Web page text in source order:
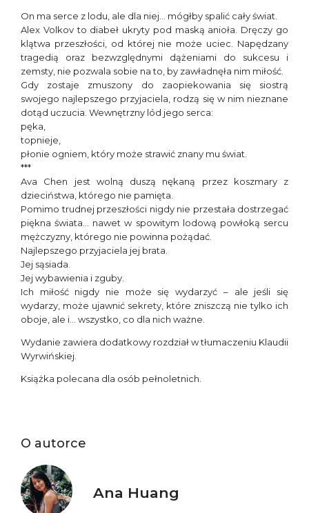
On ma serce z lodu, ale dla niej… mógłby spalić cały świat.
Alex Volkov to diabeł ukryty pod maską anioła. Dręczy go
klątwa przeszłości, od której nie może uciec. Napędzany
tragedią oraz bezwzględnymi dążeniami do sukcesu i
zemsty, nie pozwala sobie na to, by zawładnęła nim miłość.
Gdy zostaje zmuszony do zaopiekowania się siostrą
swojego najlepszego przyjaciela, rodzą się w nim nieznane
dotąd uczucia. Wewnętrzny lód jego serca:
pęka,
topnieje,
płonie ogniem, który może strawić znany mu świat.
***
Ava Chen jest wolną duszą nękaną przez koszmary z
dzieciństwa, którego nie pamięta.
Pomimo trudnej przeszłości nigdy nie przestała dostrzegać
piękna świata… nawet w spowitym lodową powłoką sercu
mężczyzny, którego nie powinna pożądać.
Najlepszego przyjaciela jej brata.
Jej sąsiada.
Jej wybawienia i zguby.
Ich miłość nigdy nie może się wydarzyć – ale jeśli się
wydarzy, może ujawnić sekrety, które zniszczą nie tylko ich
oboje, ale i… wszystko, co dla nich ważne.
Wydanie zawiera dodatkowy rozdział w tłumaczeniu Klaudii
Wyrwińskiej.
Książka polecana dla osób pełnoletnich.
O autorce
Ana Huang